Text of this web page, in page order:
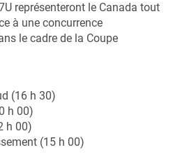
représenteront le Canada tout
à une concurrence
le cadre de la Coupe
(16 h 30)
h 00)
h 00)
(15 h 00)